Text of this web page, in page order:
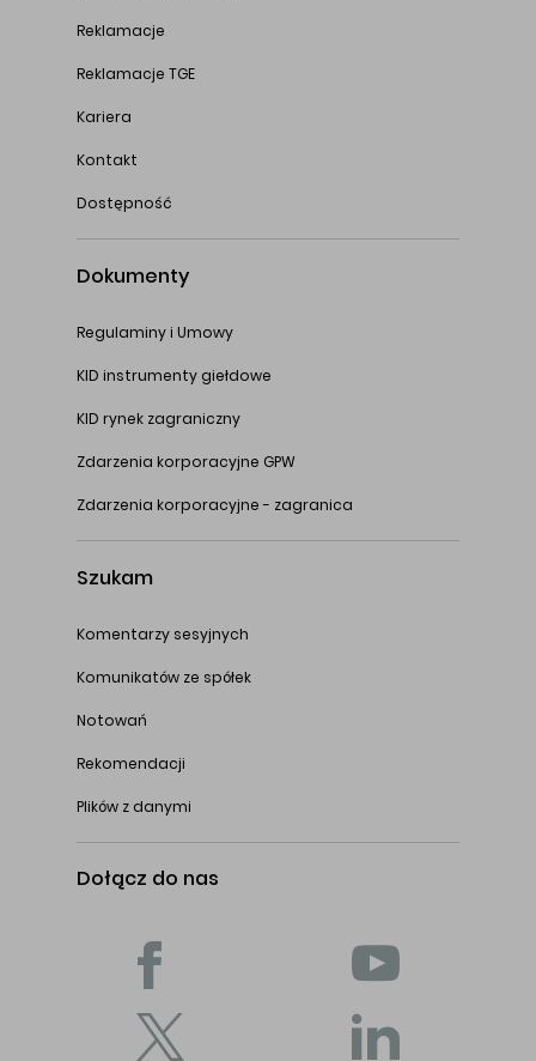
Reklamacje
Reklamacje TGE
Kariera
Kontakt
Dostępność
Dokumenty
Regulaminy i Umowy
KID instrumenty giełdowe
KID rynek zagraniczny
Zdarzenia korporacyjne GPW
Zdarzenia korporacyjne - zagranica
Szukam
Komentarzy sesyjnych
Komunikatów ze spółek
Notowań
Rekomendacji
Plików z danymi
Dołącz do nas